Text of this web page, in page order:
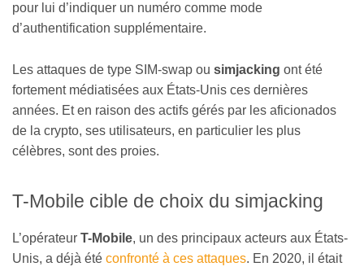
pour lui d’indiquer un numéro comme mode
d’authentification supplémentaire.
Les attaques de type SIM-swap ou simjacking ont été
fortement médiatisées aux États-Unis ces dernières
années. Et en raison des actifs gérés par les aficionados
de la crypto, ses utilisateurs, en particulier les plus
célèbres, sont des proies.
T-Mobile cible de choix du simjacking
L’opérateur T-Mobile, un des principaux acteurs aux États-
Unis, a déjà été confronté à ces attaques. En 2020, il était